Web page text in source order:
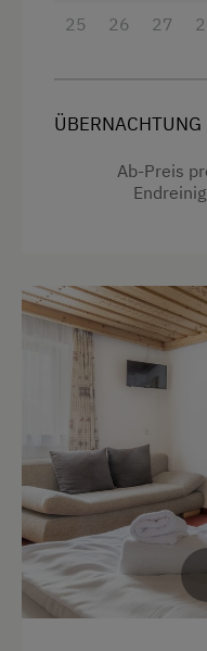
Geschirr
Geschirrspüler
Terrasse
Trockenraum
Waschmaschine
Zentralheizung
Verpflegung
Ohne
eigene
Service
4 Plattenherd
Radio
Aussicht auf
Dusche
Fernseher
Haarföhn
Handtücher
Kinderbett
25
26
27
ÜBERNACHTUNG
Ab-Preis